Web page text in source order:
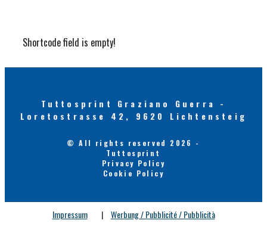
Shortcode field is empty!
Tuttosprint Graziano Guerra -
Loretostrasse 42, 9620 Lichtensteig
© All rights reserved 2026 -
Tuttosprint
Privacy Policy
Cookie Policy
Impressum | Werbung / Pubblicité / Pubblicità